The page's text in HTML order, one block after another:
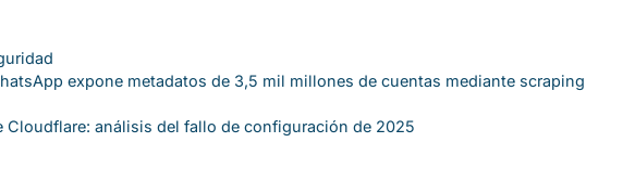
expone metadatos de 3,5 mil millones de cuentas mediante scraping
Cloudflare: análisis del fallo de configuración de 2025